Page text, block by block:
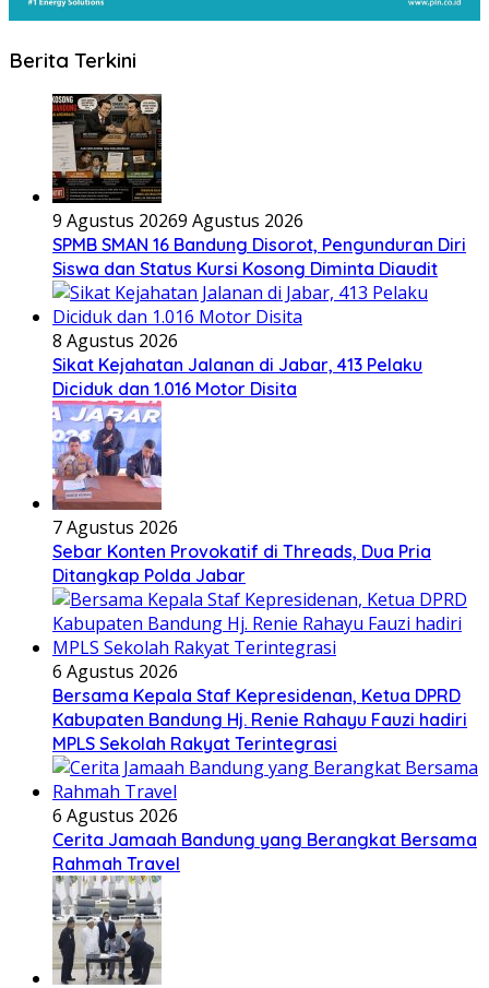
Berita Terkini
9 Agustus 20269 Agustus 2026
SPMB SMAN 16 Bandung Disorot, Pengunduran Diri
Siswa dan Status Kursi Kosong Diminta Diaudit
8 Agustus 2026
Sikat Kejahatan Jalanan di Jabar, 413 Pelaku
Diciduk dan 1.016 Motor Disita
7 Agustus 2026
Sebar Konten Provokatif di Threads, Dua Pria
Ditangkap Polda Jabar
6 Agustus 2026
Bersama Kepala Staf Kepresidenan, Ketua DPRD
Kabupaten Bandung Hj. Renie Rahayu Fauzi hadiri
MPLS Sekolah Rakyat Terintegrasi
6 Agustus 2026
Cerita Jamaah Bandung yang Berangkat Bersama
Rahmah Travel